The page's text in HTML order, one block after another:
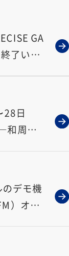
GA
了いた
28日
和周波
のデモ機
）オー